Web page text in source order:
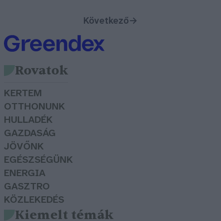
Következő→
Rovatok
KERTEM
OTTHONUNK
HULLADÉK
GAZDASÁG
JÖVŐNK
EGÉSZSÉGÜNK
ENERGIA
GASZTRO
KÖZLEKEDÉS
Kiemelt témák